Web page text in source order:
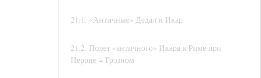
21.1. «Античные» Дедал и Икар
21.2. Полет «античного» Икара в Риме при
Нероне = Грозном